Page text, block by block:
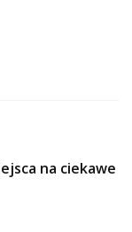
na ciekawe